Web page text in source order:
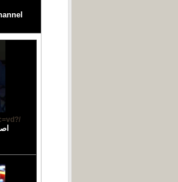
/?no=127442&ac=vd >